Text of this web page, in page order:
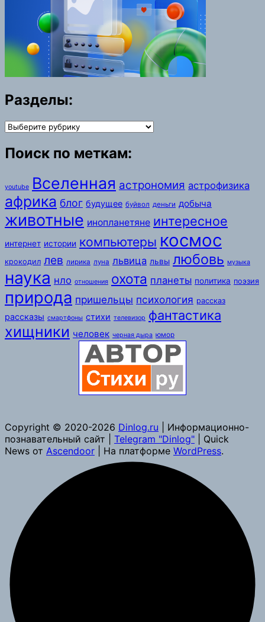
Разделы:
Разделы:
Поиск по меткам:
youtube Вселенная астрономия астрофизика
африка блог будущее буйвол деньги добыча
животные инопланетяне интересное
интернет истории компьютеры космос
крокодил лев лирика луна львица львы любовь музыка
наука нло отношения охота планеты политика поэзия
природа пришельцы психология рассказ
рассказы смартфоны стихи телевизор фантастика
хищники человек черная дыра юмор
Copyright © 2020-2026 Dinlog.ru | Информационно-
познавательный сайт | Telegram "Dinlog" | Quick
News от Ascendoor | На платформе WordPress.